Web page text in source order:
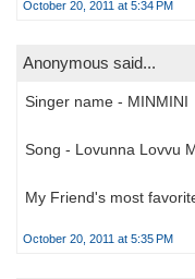
October 20, 2011 at 5:34 PM
Anonymous said...
Singer name - MINMINI
Song - Lovunna Lovvu
My Friend's most
October 20, 2011 at 5:35 PM